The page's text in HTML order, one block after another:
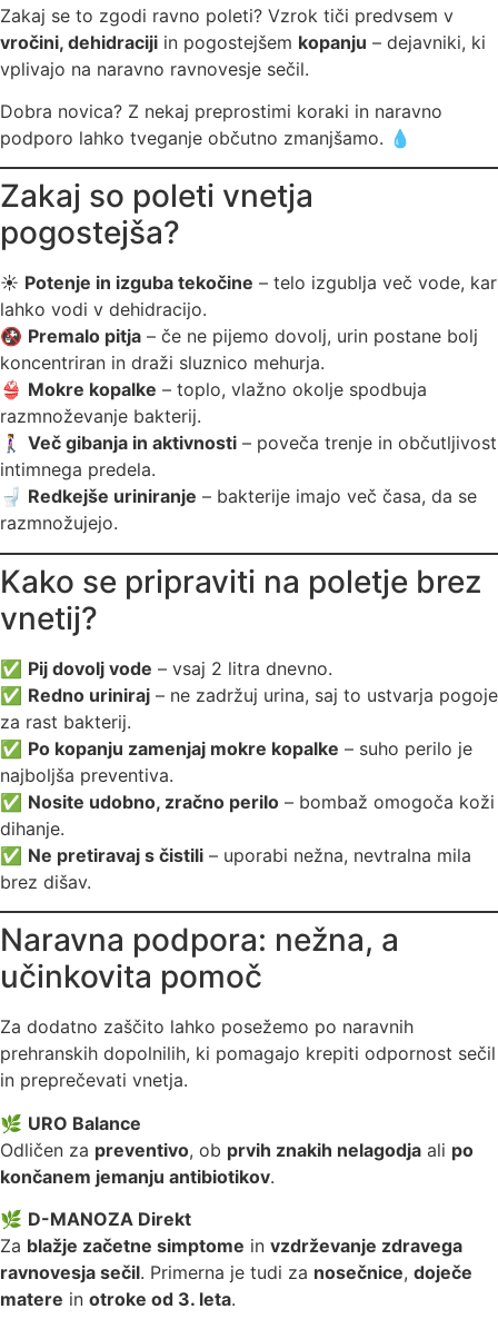
Zakaj se to zgodi ravno poleti? Vzrok tiči predvsem v
vročini, dehidraciji in pogostejšem kopanju – dejavniki, ki
vplivajo na naravno ravnovesje sečil.
Dobra novica? Z nekaj preprostimi koraki in naravno
podporo lahko tveganje občutno zmanjšamo. 💧
Zakaj so poleti vnetja
pogostejša?
☀️ Potenje in izguba tekočine – telo izgublja več vode, kar
lahko vodi v dehidracijo.
🚱 Premalo pitja – če ne pijemo dovolj, urin postane bolj
koncentriran in draži sluznico mehurja.
👙 Mokre kopalke – toplo, vlažno okolje spodbuja
razmnoževanje bakterij.
🚶‍♀️ Več gibanja in aktivnosti – poveča trenje in občutljivost
intimnega predela.
🚽 Redkejše uriniranje – bakterije imajo več časa, da se
razmnožujejo.
Kako se pripraviti na poletje brez
vnetij?
✅ Pij dovolj vode – vsaj 2 litra dnevno.
✅ Redno uriniraj – ne zadržuj urina, saj to ustvarja pogoje
za rast bakterij.
✅ Po kopanju zamenjaj mokre kopalke – suho perilo je
najboljša preventiva.
✅ Nosite udobno, zračno perilo – bombaž omogoča koži
dihanje.
✅ Ne pretiravaj s čistili – uporabi nežna, nevtralna mila
brez dišav.
Naravna podpora: nežna, a
učinkovita pomoč
Za dodatno zaščito lahko posežemo po naravnih
prehranskih dopolnilih, ki pomagajo krepiti odpornost sečil
in preprečevati vnetja.
🌿 URO Balance
Odličen za preventivo, ob prvih znakih nelagodja ali po
končanem jemanju antibiotikov.
🌿 D-MANOZA Direkt
Za blažje začetne simptome in vzdrževanje zdravega
ravnovesja sečil. Primerna je tudi za nosečnice, doječe
matere in otroke od 3. leta.